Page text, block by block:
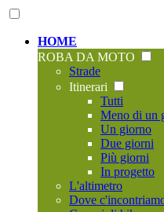
HOME
ROBA DA MOTO
Strade
Itinerari
Tutti
Meno di un
Un giorno
Due giorni
Più giorni
In progetto
L'altimetro
Dove